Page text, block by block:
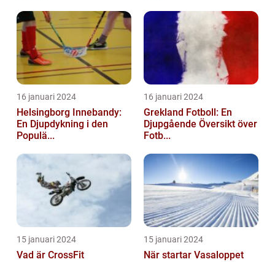
16 januari 2024
Helsingborg Innebandy:
En Djupdykning i den
Populä...
16 januari 2024
Grekland Fotboll: En
Djupgående Översikt över
Fotb...
15 januari 2024
Vad är CrossFit
15 januari 2024
När startar Vasaloppet